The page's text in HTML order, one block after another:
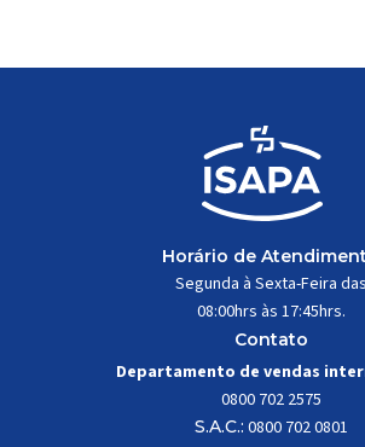
Horário de
Segunda à Sexta-Feira das
08:00hrs às 17:45hrs.
Contato
Departamento de vendas
0800 702 2575
S.A.C.: 0800 702 0801